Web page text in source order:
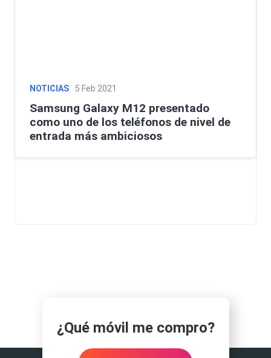
NOTICIAS 5 Feb 2021
Samsung Galaxy M12 presentado
como uno de los teléfonos de nivel de
entrada más ambiciosos
¿Qué móvil me compro?